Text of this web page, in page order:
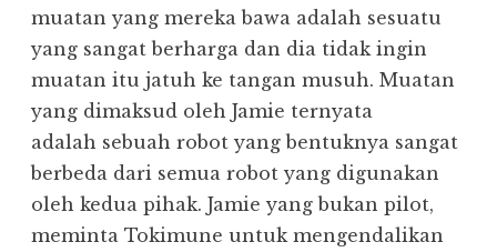
muatan yang mereka bawa adalah sesuatu
yang sangat berharga dan dia tidak ingin
muatan itu jatuh ke tangan musuh. Muatan
yang dimaksud oleh Jamie ternyata
adalah sebuah robot yang bentuknya sangat
berbeda dari semua robot yang digunakan
oleh kedua pihak. Jamie yang bukan pilot,
meminta Tokimune untuk mengendalikan